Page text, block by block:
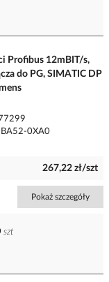
Profibus 12mBIT/s,
do PG, SIMATIC DP
0XA0
267,22 zł/szt
Pokaż szczegóły
szt